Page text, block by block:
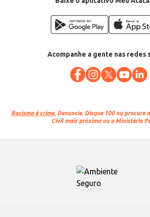
Acompanhe a gente nas redes
Racismo é crime. Denuncie. Disque 100 ou procure
Civil mais próxima ou o Ministério